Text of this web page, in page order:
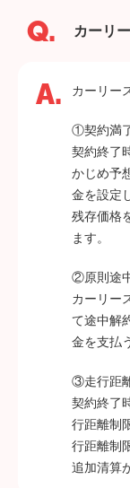
カーリ
カーリー
①契約満
契約終了
かじめ予
金を設定
残存価格
ます。
②原則途
カーリー
て途中解
金を支払
③走行距
契約終了
行距離制
行距離制
追加清算